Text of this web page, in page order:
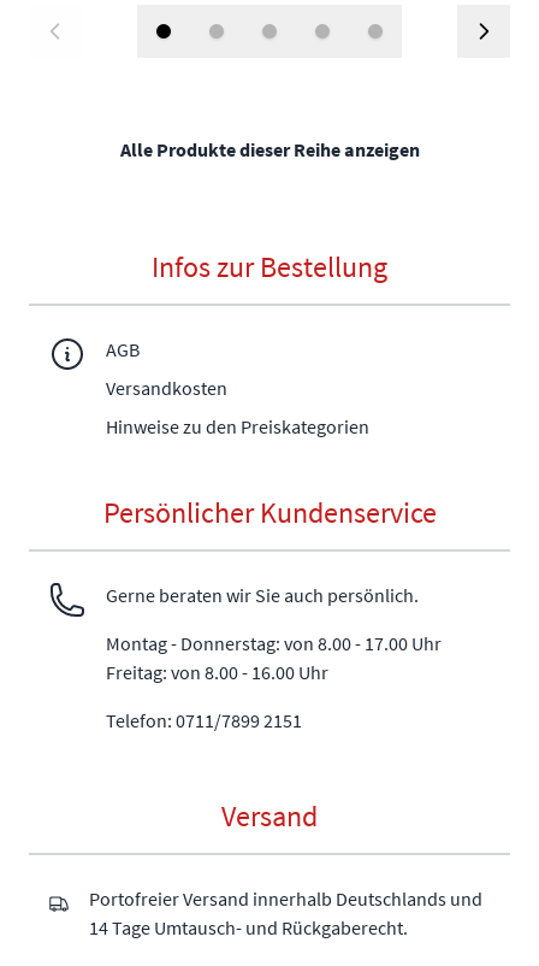
Alle Produkte dieser Reihe anzeigen
Infos zur Bestellung
AGB
Versandkosten
Hinweise zu den Preiskategorien
Persönlicher Kundenservice
Gerne beraten wir Sie auch persönlich.
Montag - Donnerstag: von 8.00 - 17.00 Uhr
Freitag: von 8.00 - 16.00 Uhr
Telefon: 0711/7899 2151
Versand
Portofreier Versand innerhalb Deutschlands und
14 Tage Umtausch- und Rückgaberecht.